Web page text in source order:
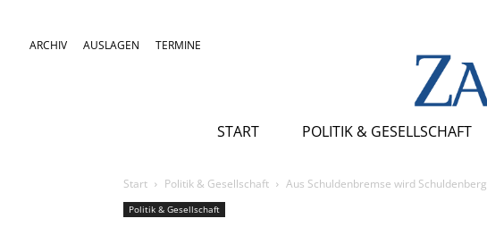
ARCHIV AUSLAGEN TERMINE
START POLITIK & GESELLSCHAFT
Start Politik & Gesellschaft Aus Schuldenbremse wird Schuldenberg
Politik & Gesellschaft